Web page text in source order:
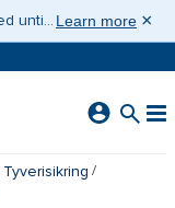
Comstedt’s offices in Denmark are closed until 10 August 2026. If you need assistance, please contact Contact Sweden on +46 31 775 65 30. Learn more ×
Tyverisikring